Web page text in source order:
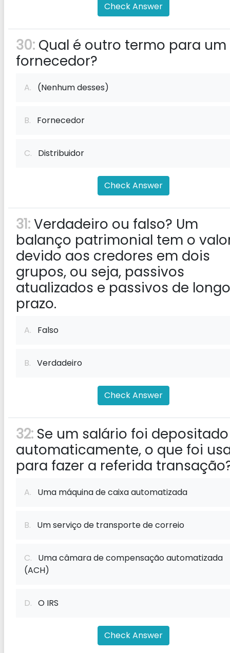
Check Answer
30: Qual é outro termo para um
fornecedor?
A. (Nenhum desses)
B. Fornecedor
C. Distribuidor
Check Answer
31:Verdadeiro ou falso? Um
balanço patrimonial tem o
devido aos credores em dois
grupos, ou seja, passivos
atualizados e passivos de longo
prazo.
A. Falso
B. Verdadeiro
Check Answer
32: Se um salário foi depositado
automaticamente, o que foi
para fazer a referida
A. Uma máquina de caixa automatizada
B. Um serviço de transporte de correio
C. Uma câmara de compensação automatizada
(ACH)
D. O IRS
Check Answer